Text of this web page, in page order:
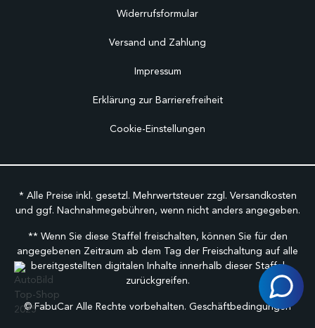
Widerrufsformular
Versand und Zahlung
Impressum
Erklärung zur Barrierefreiheit
Cookie-Einstellungen
* Alle Preise inkl. gesetzl. Mehrwertsteuer zzgl. Versandkosten
und ggf. Nachnahmegebühren, wenn nicht anders angegeben.
** Wenn Sie diese Staffel freischalten, können Sie für den
angegebenen Zeitraum ab dem Tag der Freischaltung auf alle
bereitgestellten digitalen Inhalte innerhalb dieser Staffel
zurückgreifen.
©FabuCar Alle Rechte vorbehalten. Geschäftbedingungen